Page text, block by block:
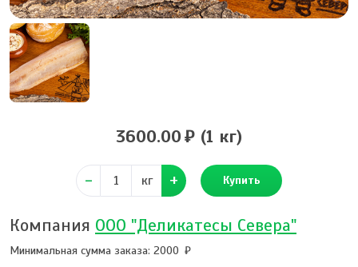
3600.00 (1 кг)
кг Купить
Компания ООО "Деликатесы Севера"
Минимальная сумма заказа: 2000